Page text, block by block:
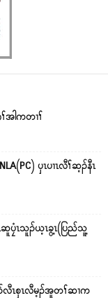
အါကတၢၢ်
ၦၤပၢၤလီၢ်ဆ့ၣ်နီၤ
ဆူပၠံၤသူၣ်ယ့ၤခွ့ၤ(ပြည်သူ့
ၣ်လီၤစှၤလီမ့ၣ်အူတၢ်ဆၢက